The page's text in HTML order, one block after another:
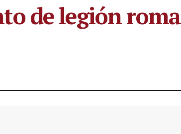
de legión